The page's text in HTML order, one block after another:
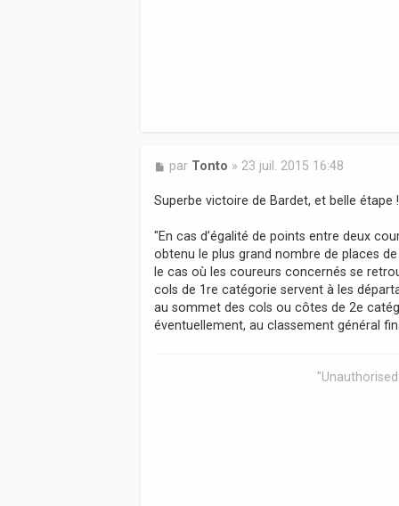
M
s
s
g
e
par Tonto » 23 juil. 2015 16:48
Superbe victoire de Bardet, et belle étape !
"En cas d’égalité de points entre deux
obtenu le plus grand nombre de places
le cas où les coureurs concernés se
cols de 1re catégorie servent à les
au sommet des cols ou côtes de 2e
éventuellement, au classement général